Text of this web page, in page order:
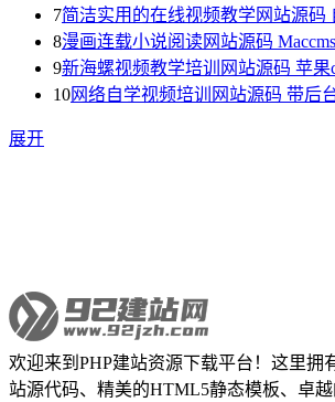
7简洁实用的在线视频教学网站源码
8漫画连载小说阅读网站源码
9新海螺视频教学培训网站源码 苹果
10网络自学视频培训网站源码 带后
展开
欢迎来到PHP建站资源下载平台！这里拥
站源代码、精美的HTML5静态模板、卓